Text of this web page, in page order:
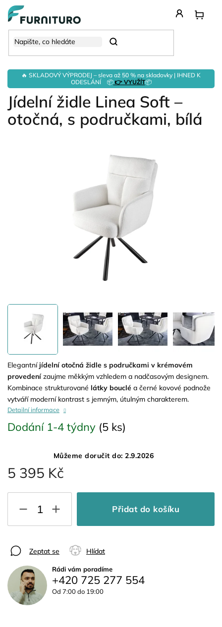
Přejít
obsah
🔥 SKLADOVÝ VÝPRODEJ – sleva až 50 % na skladovky | IHNED K
ODESLÁNÍ 📦👉 VYUŽÍT📦
Hledat
Jídelní židle Linea Soft –
otočná, s područkami, bílá
5 395 Kč
Dodání 1-4 týdny (5 ks)
Můžeme doručit do: 2.9.2026
Přidat do košíku
Elegantníjídelní otočná židle s područkami v krémovém
provedenízaujme měkkým vzhledem a nadčasovým designem.
Kombinace strukturované látky bouclé a černé kovové podnože
vytváří moderní kontrast s jemným, útulným charakterem.
Detailní informace
Zeptat se Hlídat
Rádi vám poradíme
+420 725 277 554
Od 7:00 do 19:00